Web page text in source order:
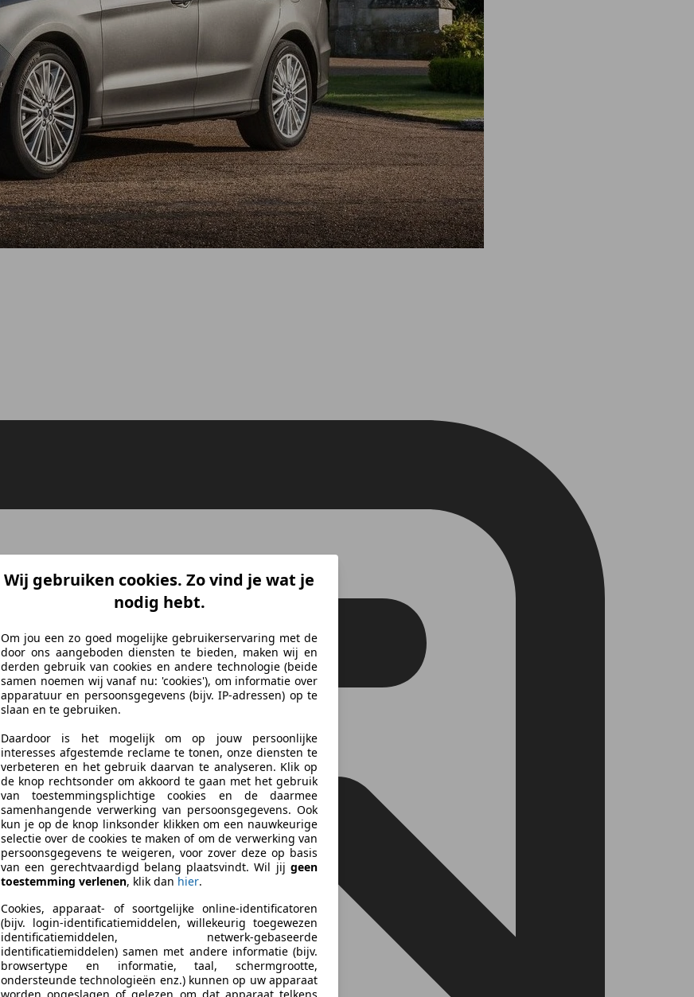
Wij gebruiken cookies. Zo vind je wat je
nodig hebt.
Om jou een zo goed mogelijke gebruikerservaring met de
door ons aangeboden diensten te bieden, maken wij en
derden gebruik van cookies en andere technologie (beide
samen noemen wij vanaf nu: 'cookies'), om informatie over
apparatuur en persoonsgegevens (bijv. IP-adressen) op te
slaan en te gebruiken.
Daardoor is het mogelijk om op jouw persoonlijke
interesses afgestemde reclame te tonen, onze diensten te
verbeteren en het gebruik daarvan te analyseren. Klik op
de knop rechtsonder om akkoord te gaan met het gebruik
van toestemmingsplichtige cookies en de daarmee
samenhangende verwerking van persoonsgegevens. Ook
kun je op de knop linksonder klikken om een nauwkeurige
selectie over de cookies te maken of om de verwerking van
persoonsgegevens te weigeren, voor zover deze op basis
van een gerechtvaardigd belang plaatsvindt. Wil jij geen
toestemming verlenen, klik dan hier.
Cookies, apparaat- of soortgelijke online-identificatoren
(bijv. login-identificatiemiddelen, willekeurig toegewezen
identificatiemiddelen, netwerk-gebaseerde
identificatiemiddelen) samen met andere informatie (bijv.
browsertype en informatie, taal, schermgrootte,
ondersteunde technologieën enz.) kunnen op uw apparaat